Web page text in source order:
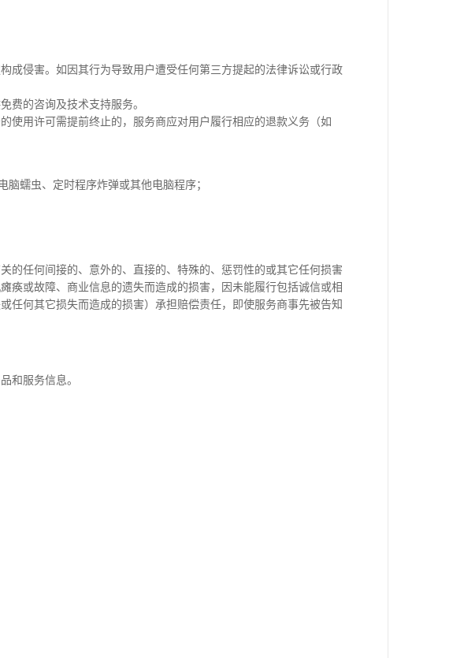
成侵害。如因其行为导致用户遭受任何第三方提起的法律诉讼或行政
费的咨询及技术支持服务。
使用许可需提前终止的，服务商应对用户履行相应的退款义务（如
蠕虫、定时程序炸弹或其他电脑程序；
的任何间接的、意外的、直接的、特殊的、惩罚性的或其它任何损害
痪或故障、商业信息的遗失而造成的损害，因未能履行包括诚信或相
任何其它损失而造成的损害）承担赔偿责任，即使服务商事先被告知
和服务信息。